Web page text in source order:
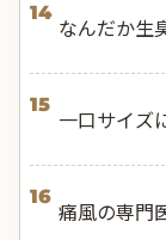
14
なんだか生
15
一口サイズ
16
痛風の専門